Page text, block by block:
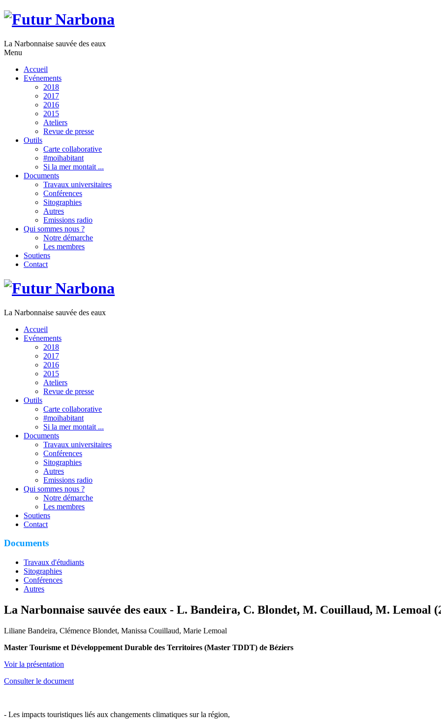
La Narbonnaise sauvée des eaux
Menu
Accueil
Evénements
2018
2017
2016
2015
Ateliers
Revue de presse
Outils
Carte collaborative
#moihabitant
Si la mer montait ...
Documents
Travaux universitaires
Conférences
Sitographies
Autres
Emissions radio
Qui sommes nous ?
Notre démarche
Les membres
Soutiens
Contact
La Narbonnaise sauvée des eaux
Accueil
Evénements
2018
2017
2016
2015
Ateliers
Revue de presse
Outils
Carte collaborative
#moihabitant
Si la mer montait ...
Documents
Travaux universitaires
Conférences
Sitographies
Autres
Emissions radio
Qui sommes nous ?
Notre démarche
Les membres
Soutiens
Contact
Documents
Travaux d'étudiants
Sitographies
Conférences
Autres
La Narbonnaise sauvée des eaux - L. Bandeira, C. Blondet, M. Couillaud, M. Lemoal
Liliane Bandeira, Clémence Blondet, Manissa Couillaud, Marie Lemoal
Master Tourisme et Développement Durable des Territoires (Master TDDT) de Béziers
Voir la présentation
Consulter le document
- Les impacts touristiques liés aux changements climatiques sur la région,